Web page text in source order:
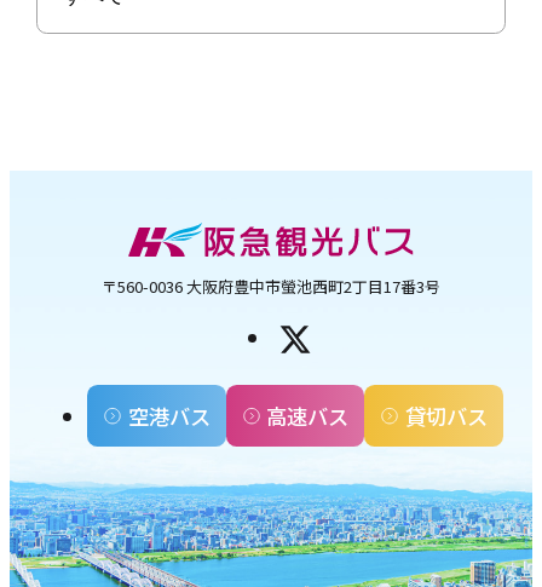
〒560-0036 大阪府豊中市螢池西町2丁目17番3号
空港バス 高速バス 貸切バス